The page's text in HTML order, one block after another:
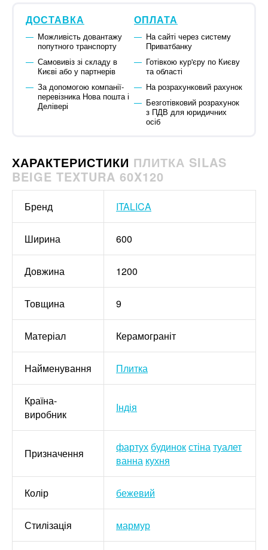
ДОСТАВКА
Можливість довантажу
попутного транспорту
Самовивіз зі складу в
Києві або у партнерів
За допомогою компанії-
перевізника Нова пошта і
Делівері
ОПЛАТА
На сайті через систему
Приватбанку
Готівкою кур'єру по Києву
та області
На розрахунковий рахунок
Безготівковий розрахунок
з ПДВ для юридичних
осіб
ХАРАКТЕРИСТИКИ ПЛИТКА SILAS
BEIGE TEXTURA 60X120
Бренд ITALICA
Ширина 600
Довжина 1200
Товщина 9
Матеріал Керамограніт
Найменування Плитка
Країна-
виробник
Індія
Призначення фартух будинокстінатуалет
ванна кухня
Колір бежевий
Стилізація мармур